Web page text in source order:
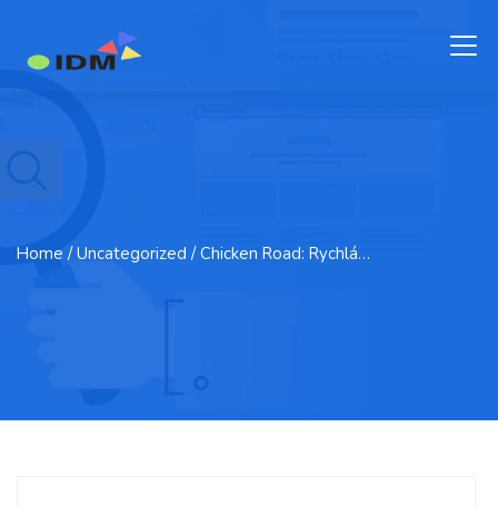
Home / Uncategorized / Chicken Road: Rychlá…